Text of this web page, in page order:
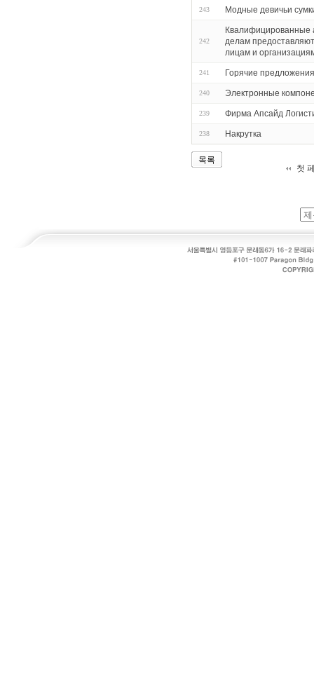
243 Модные девичьи
242
Квалифицированные
делам
лицам и
241 Горячие
240 Электронные
239 Фирма Апсайд
238 Накрутка
목록
첫